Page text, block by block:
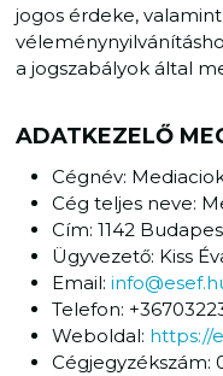
jogos érdeke,
a jogszabályok által
ADATKEZELŐ
Cégnév:
Cég teljes neve:
Cím: 1142
Ügyvezető: Kiss
Email:
Telefon:
Weboldal: https://
Cégjegyzékszám: